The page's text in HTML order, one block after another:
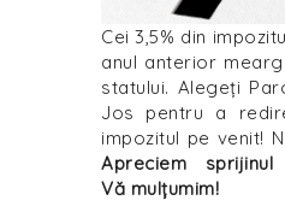
Cei 3,5% din
anul anterior
statului. Alegeți
Jos pentru a
impozitul pe venit!
Apreciem sprijinul
Vă mulțumim!